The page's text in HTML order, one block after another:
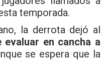
temporada.
la derrota dejó al
evaluar en cancha a
se espera que la